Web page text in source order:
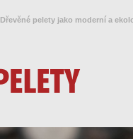
Dřevěné pelety jako moderní a